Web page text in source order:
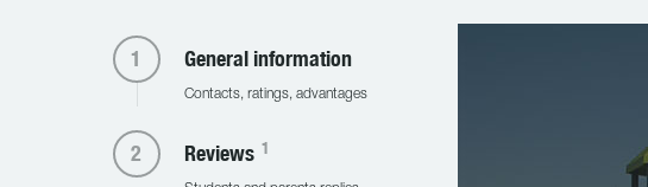
General information
Contacts, ratings, advantages
Reviews 1